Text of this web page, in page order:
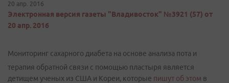
20 апр. 2016
Электронная версия газеты "Владивосток" №3921 (57) от
20 апр. 2016
Мониторинг сахарного диабета на основе анализа пота и
терапия обратной связи с помощью пластыря является
детищем ученых из США и Кореи, которые пишут об этом в